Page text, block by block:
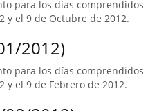
para los días comprendidos
y el 9 de Octubre de 2012.
2012)
para los días comprendidos
y el 9 de Febrero de 2012.